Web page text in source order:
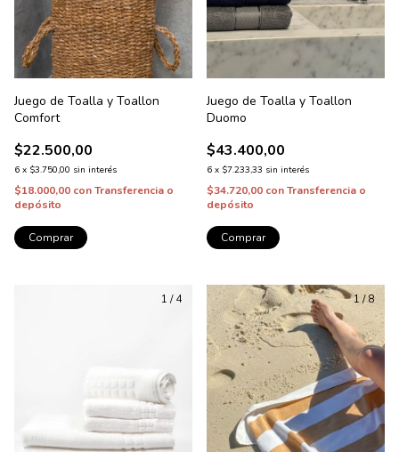
Juego de Toalla y Toallon
Comfort
$22.500,00
6 x $3.750,00 sin interés
$18.000,00 conTransferencia o
depósito
Comprar
Juego de Toalla y Toallon
Duomo
$43.400,00
6 x $7.233,33 sin interés
$34.720,00 conTransferencia o
depósito
Comprar
1 /4 1 /8